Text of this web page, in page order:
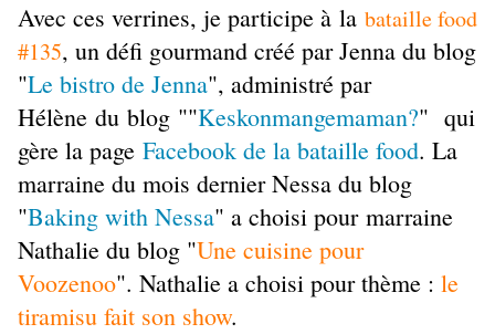
Avec ces verrines, je participe à la bataille food
#135, un défi gourmand créé par Jenna du blog
"Le bistro de Jenna", administré par
Hélène du blog ""Keskonmangemaman?" qui
gère la page Facebook de la bataille food. La
marraine du mois dernier Nessa du blog
"Baking with Nessa" a choisi pour marraine
Nathalie du blog "Une cuisine pour
Voozenoo". Nathalie a choisi pour thème : le
tiramisu fait son show.